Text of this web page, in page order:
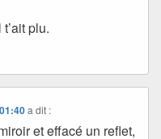
plu.
a dit :
et effacé un reflet,